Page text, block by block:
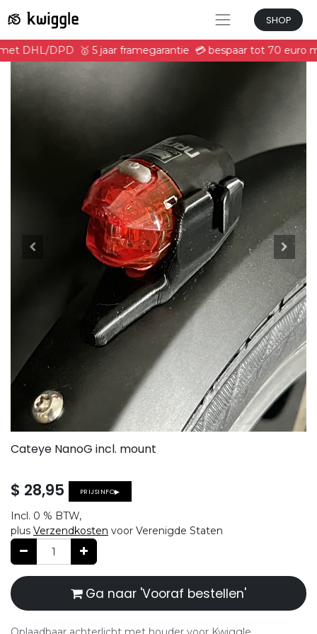
SHOP
DHL/DPD 🥇 5 jaar framegarantie 💳 bespaar tot 70 euro
Cateye NanoG incl. mount
$ 28,95 PRIJSINFO▶
Incl. 0 % BTW,
plus Verzendkosten voor Verenigde Staten
Ga naar 'Vooraf bestellen'